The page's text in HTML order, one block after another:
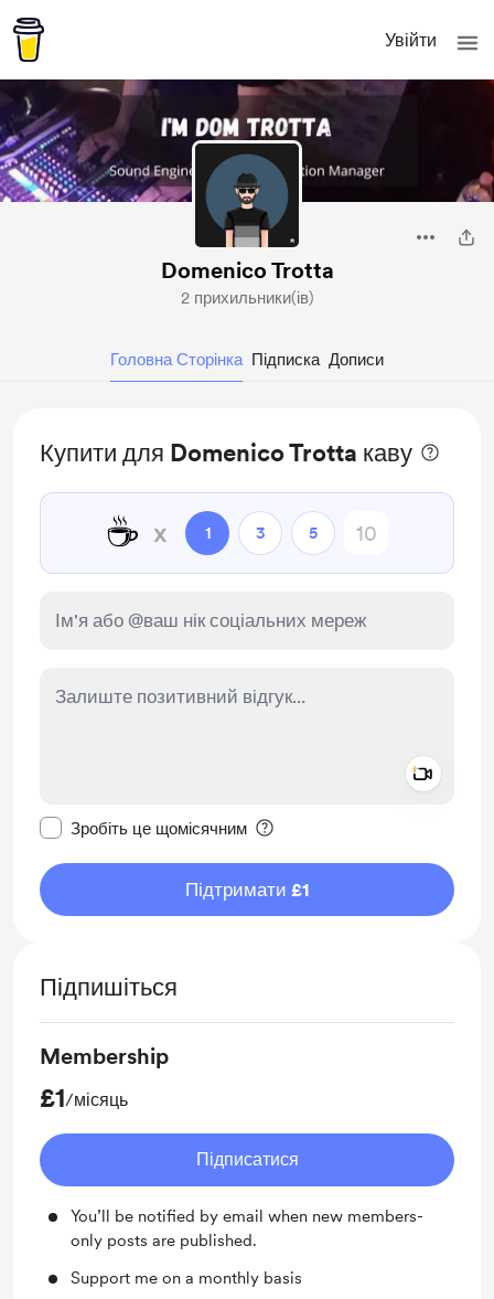
Увійти
Domenico Trotta
2 прихильники(ів)
Головна Сторінка Підписка Дописи
Купити для Domenico Trotta каву
☕ x 1 3 5
Зробіть це щомісячним
Підтримати £1
Підпишіться
Membership
£1/місяць
Підписатися
You’ll be notified by email when new members-
only posts are published.
Support me on a monthly basis